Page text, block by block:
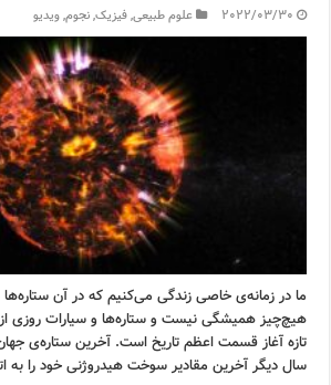
2022/03/30 علوم طبیعی,فیزیک,نجوم,ویدیو
ما در زمانه‌ی خاصی زندگی می‌کنیم که در آن
هیچ‌چیز همیشگی نیست و ستاره‌ها و سیارات روزی
سال دیگر آخرین مقادیر سوخت هیدروژنی خود را به